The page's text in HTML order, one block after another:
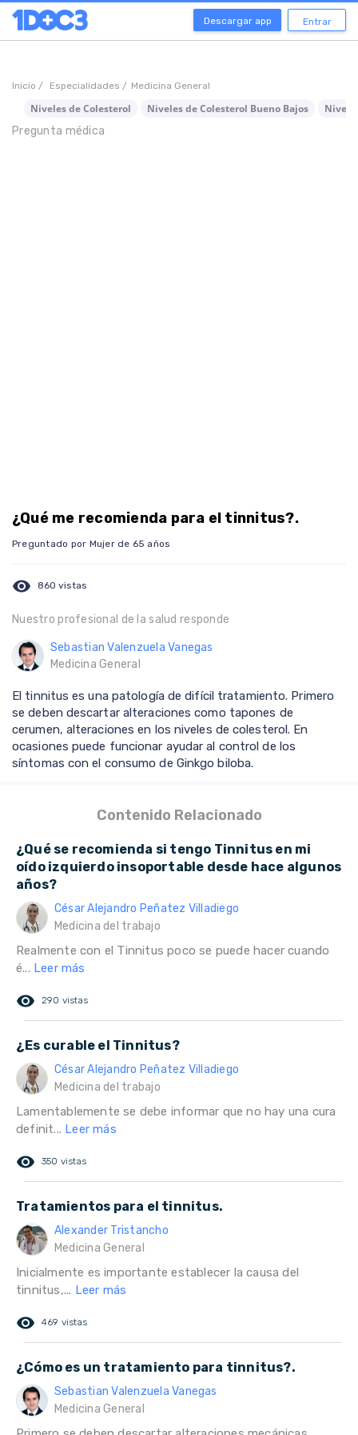
Descargar app Entrar
Inicio / Especialidades / Medicina General
Niveles de Colesterol Niveles de Colesterol Bueno Bajos
Pregunta médica
¿Qué me recomienda para el tinnitus?.
Preguntado por Mujer de 65 años
visibility 860 vistas
Nuestro profesional de la salud responde
Sebastian Valenzuela Vanegas
Medicina General
El tinnitus es una patología de difícil tratamiento. Primero
se deben descartar alteraciones como tapones de
cerumen, alteraciones en los niveles de colesterol. En
ocasiones puede funcionar ayudar al control de los
síntomas con el consumo de Ginkgo biloba.
Contenido Relacionado
¿Qué se recomienda si tengo Tinnitus en mi
oído izquierdo insoportable desde hace algunos
años?
César Alejandro Peñatez Villadiego
Medicina del trabajo
Realmente con el Tinnitus poco se puede hacer cuando
é... Leer más
remove_red_eye 290 vistas
¿Es curable el Tinnitus?
César Alejandro Peñatez Villadiego
Medicina del trabajo
Lamentablemente se debe informar que no hay una cura
definit... Leer más
remove_red_eye 350 vistas
Tratamientos para el tinnitus.
Alexander Tristancho
Medicina General
Inicialmente es importante establecer la causa del
tinnitus,... Leer más
remove_red_eye 469 vistas
¿Cómo es un tratamiento para tinnitus?.
Sebastian Valenzuela Vanegas
Medicina General